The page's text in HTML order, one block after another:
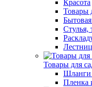
Красота
Товары
Стулья,
Товары для
Шланги
Пленка